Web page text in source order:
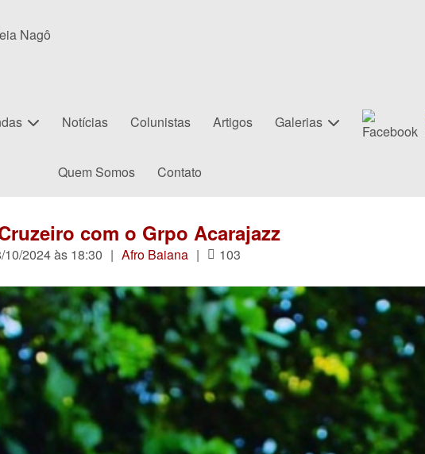
Notícias Colunistas Artigos Galerias
Quem Somos Contato
com o Grpo Acarajazz
2024 às 18:30 | Afro Baiana | 103